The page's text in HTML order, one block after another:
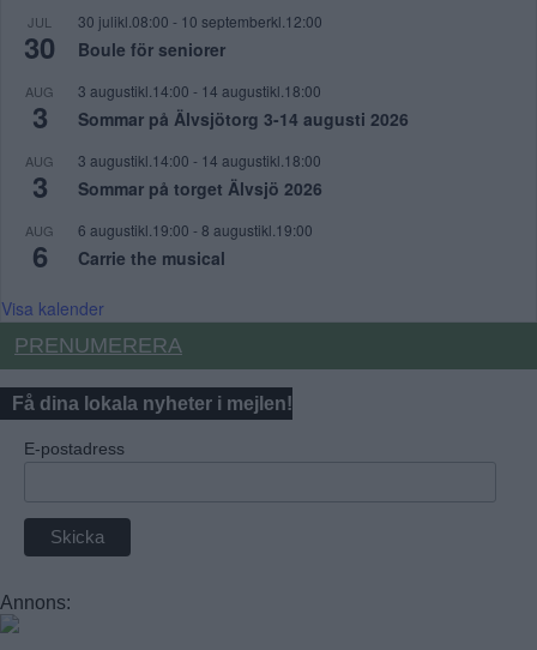
JUL
30
30 julikl.08:00 - 10 septemberkl.12:00
Boule för seniorer
AUG
3
3 augustikl.14:00 - 14 augustikl.18:00
Sommar på Älvsjötorg 3-14 augusti 2026
AUG
3
3 augustikl.14:00 - 14 augustikl.18:00
Sommar på torget Älvsjö 2026
AUG
6
6 augustikl.19:00 - 8 augustikl.19:00
Carrie the musical
Visa kalender
PRENUMERERA
Få dina lokala nyheter i mejlen!
E-postadress
Annons: